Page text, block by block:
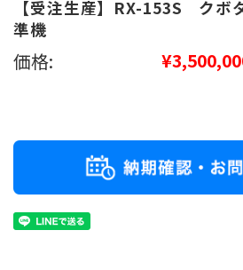
【受注生産】RX-153S ク
準機
価格: